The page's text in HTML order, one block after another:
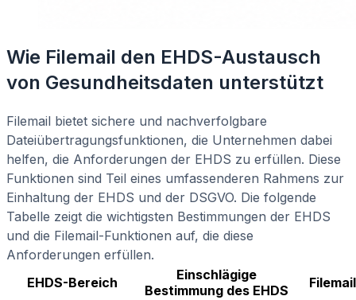
Wie Filemail den EHDS-Austausch
von Gesundheitsdaten unterstützt
Filemail bietet sichere und nachverfolgbare
Dateiübertragungsfunktionen, die Unternehmen dabei
helfen, die Anforderungen der EHDS zu erfüllen. Diese
Funktionen sind Teil eines umfassenderen Rahmens zur
Einhaltung der EHDS und der DSGVO. Die folgende
Tabelle zeigt die wichtigsten Bestimmungen der EHDS
und die Filemail-Funktionen auf, die diese
Anforderungen erfüllen.
EHDS-Bereich
Einschlägige
Bestimmung des EHDS